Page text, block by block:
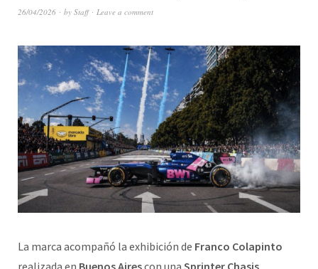
26/04/2026 by Staff Leave a comment
La marca acompañó la exhibición de Franco Colapinto
realizada en Buenos Airescon una Sprinter Chasis